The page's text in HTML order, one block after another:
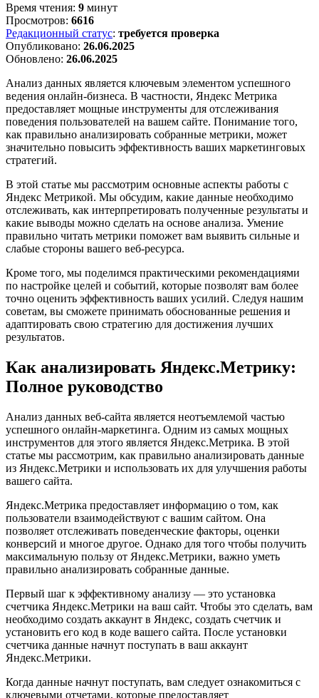
Время чтения: 9 минут
Просмотров: 6616
Редакционный статус: требуется проверка
Опубликовано: 26.06.2025
Обновлено: 26.06.2025
Анализ данных является ключевым элементом успешного
ведения онлайн-бизнеса. В частности, Яндекс Метрика
предоставляет мощные инструменты для отслеживания
поведения пользователей на вашем сайте. Понимание того,
как правильно анализировать собранные метрики, может
значительно повысить эффективность ваших маркетинговых
стратегий.
В этой статье мы рассмотрим основные аспекты работы с
Яндекс Метрикой. Мы обсудим, какие данные необходимо
отслеживать, как интерпретировать полученные результаты и
какие выводы можно сделать на основе анализа. Умение
правильно читать метрики поможет вам выявить сильные и
слабые стороны вашего веб-ресурса.
Кроме того, мы поделимся практическими рекомендациями
по настройке целей и событий, которые позволят вам более
точно оценить эффективность ваших усилий. Следуя нашим
советам, вы сможете принимать обоснованные решения и
адаптировать свою стратегию для достижения лучших
результатов.
Как анализировать Яндекс.Метрику:
Полное руководство
Анализ данных веб-сайта является неотъемлемой частью
успешного онлайн-маркетинга. Одним из самых мощных
инструментов для этого является Яндекс.Метрика. В этой
статье мы рассмотрим, как правильно анализировать данные
из Яндекс.Метрики и использовать их для улучшения работы
вашего сайта.
Яндекс.Метрика предоставляет информацию о том, как
пользователи взаимодействуют с вашим сайтом. Она
позволяет отслеживать поведенческие факторы, оценки
конверсий и многое другое. Однако для того чтобы получить
максимальную пользу от Яндекс.Метрики, важно уметь
правильно анализировать собранные данные.
Первый шаг к эффективному анализу — это установка
счетчика Яндекс.Метрики на ваш сайт. Чтобы это сделать, вам
необходимо создать аккаунт в Яндекс, создать счетчик и
установить его код в коде вашего сайта. После установки
счетчика данные начнут поступать в ваш аккаунт
Яндекс.Метрики.
Когда данные начнут поступать, вам следует ознакомиться с
ключевыми отчетами, которые предоставляет